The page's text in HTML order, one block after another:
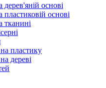
основі
основі
тканині
пластику
дереві